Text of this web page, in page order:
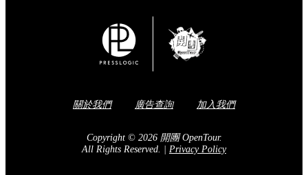
關於我們 廣告查詢 加入我們
Copyright © 2026 開團 OpenTour.
All Rights Reserved.
Privacy Policy